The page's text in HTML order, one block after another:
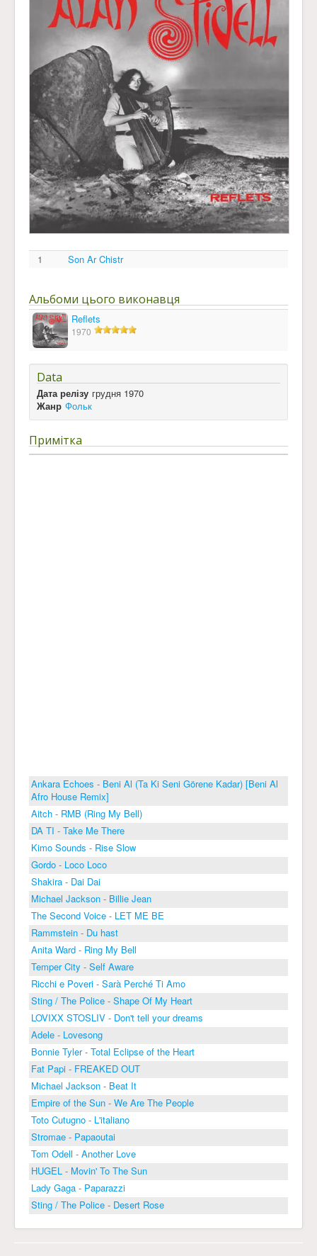
1 Son Ar Chistr
Альбоми цього виконавця
Reflets
1970
Data
Дата релізу грудня 1970
Жанр Фольк
Примітка
Ankara Echoes - Beni Al (Ta Ki Seni Görene Kadar) [Beni Al
Afro House Remix]
Aitch - RMB (Ring My Bell)
DA TI - Take Me There
Kimo Sounds - Rise Slow
Gordo - Loco Loco
Shakira - Dai Dai
Michael Jackson - Billie Jean
The Second Voice - LET ME BE
Rammstein - Du hast
Anita Ward - Ring My Bell
Temper City - Self Aware
Ricchi e Poveri - Sarà Perché Ti Amo
Sting / The Police - Shape Of My Heart
LOVIXX STOSLIV - Don't tell your dreams
Adele - Lovesong
Bonnie Tyler - Total Eclipse of the Heart
Fat Papi - FREAKED OUT
Michael Jackson - Beat It
Empire of the Sun - We Are The People
Toto Cutugno - L'italiano
Stromae - Papaoutai
Tom Odell - Another Love
HUGEL - Movin' To The Sun
Lady Gaga - Paparazzi
Sting / The Police - Desert Rose